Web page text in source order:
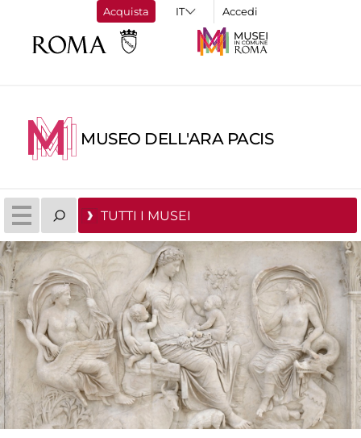
Acquista Accedi
MUSEO DELL'ARA PACIS
TUTTI I MUSEI